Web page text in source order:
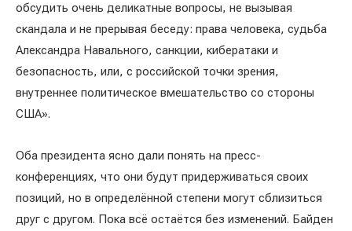
обсудить очень деликатные вопросы, не вызывая
скандала и не прерывая беседу: права человека, судьба
Александра Навального, санкции, кибератаки и
безопасность, или, с российской точки зрения,
внутреннее политическое вмешательство со стороны
США».
Оба президента ясно дали понять на пресс-
конференциях, что они будут придерживаться своих
позиций, но в определённой степени могут сблизиться
друг с другом. Пока всё остаётся без изменений. Байден